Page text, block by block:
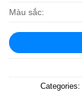
Màu sắc:
Categories: